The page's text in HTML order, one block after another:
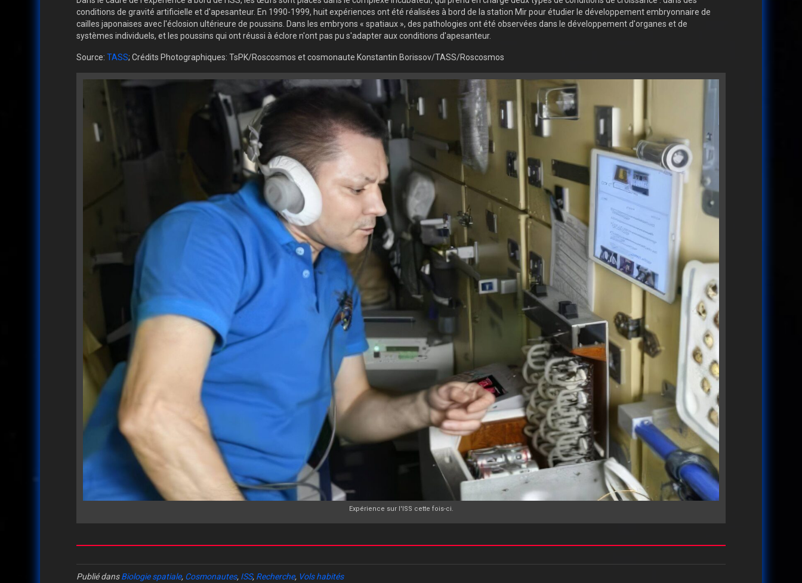
conditions de gravité artificielle et d'apesanteur. En 1990-1999, huit expériences ont été réalisées à bord de la station Mir pour étudier le développement embryonnaire de
cailles japonaises avec l'éclosion ultérieure de poussins. Dans les embryons « spatiaux », des pathologies ont été observées dans le développement d'organes et de
systèmes individuels, et les poussins qui ont réussi à éclore n'ont pas pu s'adapter aux conditions d'apesanteur.
Source: TASS; Crédits Photographiques: TsPK/Roscosmos et cosmonaute Konstantin Borissov/TASS/Roscosmos
Expérience sur l'ISS cette fois-ci.
Publié dansBiologie spatiale, Cosmonautes, ISS, Recherche, Vols habités